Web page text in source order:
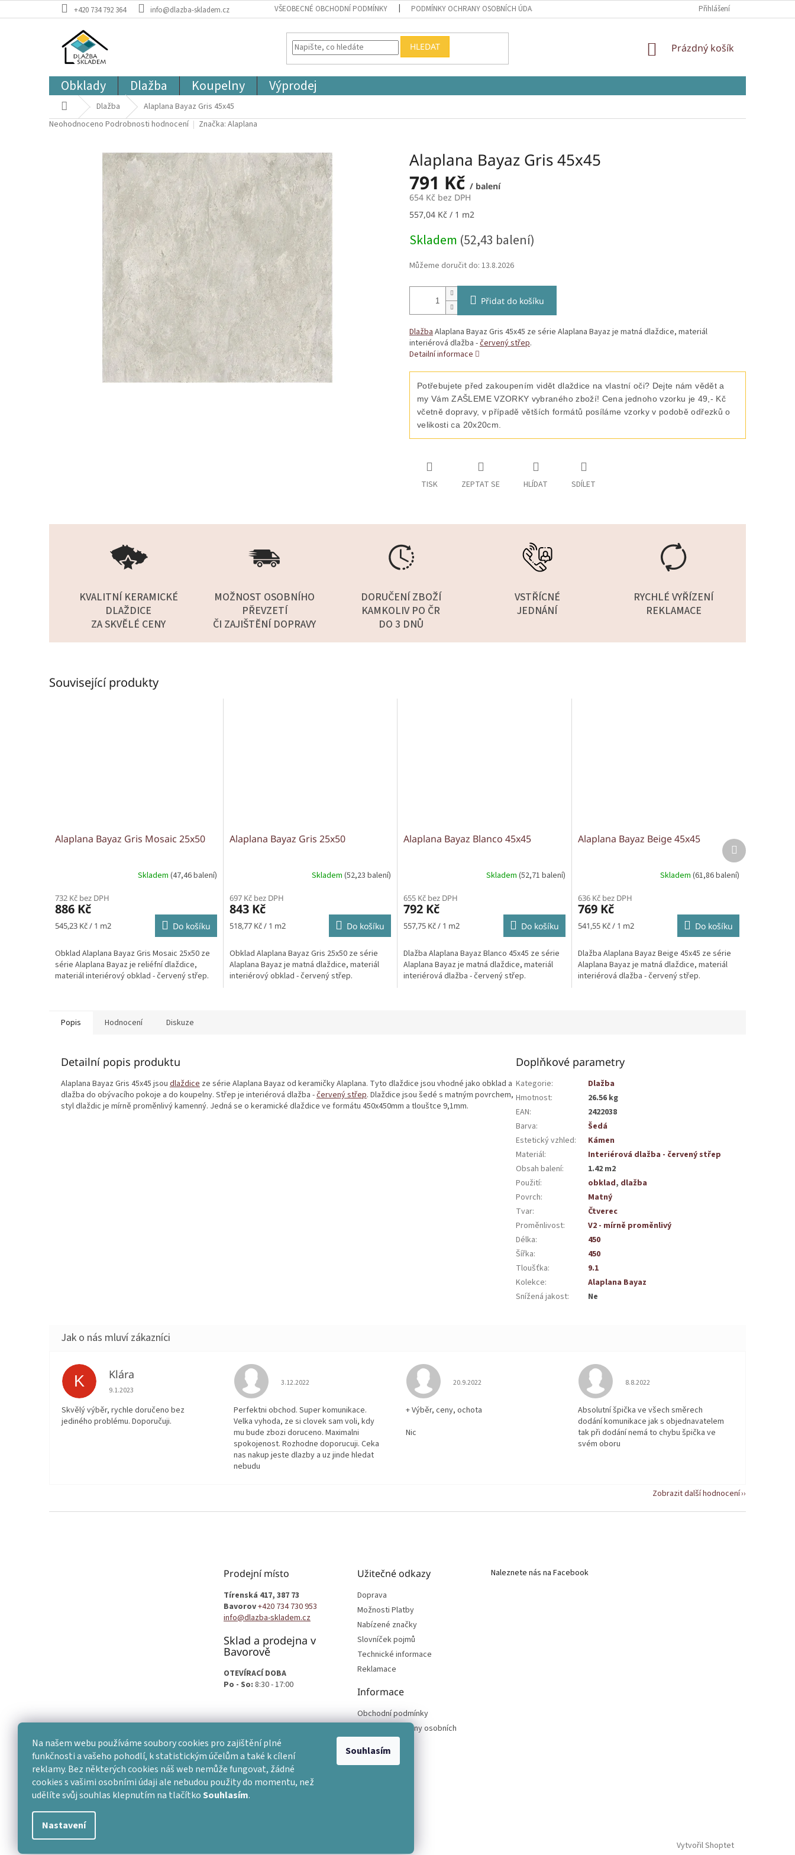
Na našem webu používáme soubory cookies pro zajištění plné
funkčnosti a vašeho pohodlí, k statistickým účelům a také k cílení
reklamy. Bez některých cookies náš web nemůže fungovat, žádné
cookies s vašimi osobními údaji ale nebudou použity do momentu, než
udělíte svůj souhlas klepnutím na tlačítkoSouhlasím.
Nastavení
Souhlasím
na
+420 734 792 364 info@dlazba-skladem.cz VŠEOBECNÉ OBCHODNÍ PODMÍNKY PODMÍNKY OCHRANY OSOBNÍCH ÚDAJŮ Přihlášení
HLEDAT
NÁKUPNÍ
Prázdný košík
Obklady Dlažba Koupelny Výprodej
Domů Dlažba
Alaplana Bayaz Gris 45x45
Průměrné
Neohodnoceno Podrobnosti hodnocení Značka: Alaplana
Alaplana Bayaz Gris 45x45
791 Kč / balení
654 Kč bez DPH
Měrná
557,04 Kč / 1 m2
Skladem (52,43 balení)
Můžeme doručit do: 13.8.2026
Přidat do košíku
DlažbaAlaplana Bayaz Gris 45x45 ze série Alaplana Bayaz je matná dlaždice, materiál
interiérová dlažba -červený střep.
Detailní informace
Potřebujete před zakoupením vidět dlaždice na vlastní oči? Dejte nám vědět a
my Vám ZAŠLEME VZORKY vybraného zboží! Cena jednoho vzorku je 49,- Kč
včetně dopravy, v případě větších formátů posíláme vzorky v podobě odřezků o
velikosti ca 20x20cm.
TISK ZEPTAT SE HLÍDAT SDÍLET
KVALITNÍ KERAMICKÉ
DLAŽDICE
ZA SKVĚLÉ CENY
MOŽNOST OSOBNÍHO
PŘEVZETÍ
ČI ZAJIŠTĚNÍ DOPRAVY
DORUČENÍ ZBOŽÍ
KAMKOLIV PO ČR
DO 3 DNŮ
VSTŘÍCNÉ
JEDNÁNÍ
RYCHLÉ VYŘÍZENÍ
REKLAMACE
Související produkty
Alaplana Bayaz Gris Mosaic 25x50
Skladem (47,46 balení)
732 Kč bez DPH
886 Kč
Měrná
545,23 Kč / 1 m2 Do košíku
Obklad Alaplana Bayaz Gris Mosaic 25x50 ze
série Alaplana Bayaz je reliéfní dlaždice,
materiál interiérový obklad - červený střep.
Alaplana Bayaz Gris 25x50
Skladem (52,23 balení)
697 Kč bez DPH
843 Kč
Měrná
518,77 Kč / 1 m2 Do košíku
Obklad Alaplana Bayaz Gris 25x50 ze série
Alaplana Bayaz je matná dlaždice, materiál
interiérový obklad - červený střep.
Alaplana Bayaz Blanco 45x45
Skladem (52,71 balení)
655 Kč bez DPH
792 Kč
Měrná
557,75 Kč / 1 m2 Do košíku
Dlažba Alaplana Bayaz Blanco 45x45 ze série
Alaplana Bayaz je matná dlaždice, materiál
interiérová dlažba - červený střep.
Alaplana Bayaz Beige 45x45
Skladem (61,86 balení)
636 Kč bez DPH
769 Kč
Měrná
541,55 Kč / 1 m2 Do košíku
Dlažba Alaplana Bayaz Beige 45x45 ze série
Alaplana Bayaz je matná dlaždice, materiál
interiérová dlažba - červený střep.
Další
produkt
Popis Hodnocení Diskuze
Detailní popis produktu
Alaplana Bayaz Gris 45x45 jsou dlaždice ze série Alaplana Bayaz od keramičky Alaplana. Tyto dlaždice jsou vhodné jako obklad a
dlažba do obývacího pokoje a do koupelny. Střep je interiérová dlažba -červený střep. Dlaždice jsou šedé s matným povrchem,
styl dlaždic je mírně proměnlivý kamenný. Jedná se o keramické dlaždice ve formátu 450x450mm a tlouštce 9,1mm.
Doplňkové parametry
Kategorie:
Dlažba
Hmotnost:
26.56 kg
EAN:
2422038
Barva:
Šedá
Estetický vzhled:
Kámen
Materiál:
Interiérová dlažba - červený střep
Obsah balení:
1.42 m2
Použití: obklad, dlažba
Povrch:
Matný
Tvar:
Čtverec
Proměnlivost:
V2 - mírně proměnlivý
Délka:
450
Šířka:
450
Tloušťka:
9.1
Kolekce:
Alaplana Bayaz
Snížená jakost: Ne
K Klára
Hodnocení obchodu je 5 z 5 hvězdiček.
9.1.2023
Skvělý výběr, rychle doručeno bez
jediného problému. Doporučuji.
Hodnocení obchodu je 5 z 5 hvězdiček.
3.12.2022
Perfektni obchod. Super komunikace.
Velka vyhoda, ze si clovek sam voli, kdy
mu bude zbozi doruceno. Maximalni
spokojenost. Rozhodne doporucuji. Ceka
nas nakup jeste dlazby a uz jinde hledat
nebudu
Hodnocení obchodu je 5 z 5 hvězdiček.
20.9.2022
+ Výběr, ceny, ochota
Nic
Hodnocení obchodu je 5 z 5 hvězdiček.
8.8.2022
Absolutní špička ve všech směrech
dodání komunikace jak s objednavatelem
tak při dodání nemá to chybu špička ve
svém oboru
Zobrazit další hodnocení
Prodejní místo
Tírenská 417, 387 73
Bavorov+420 734 730 953
info@dlazba-skladem.cz
Sklad a prodejna v
Bavorově
OTEVÍRACÍ DOBA
Po - So: 8:30 - 17:00
Užitečné odkazy
Doprava
Možnosti Platby
Nabízené značky
Slovníček pojmů
Technické informace
Reklamace
Informace
Obchodní podmínky
Podmínky ochrany osobních
podmínek
Naleznete nás na Facebook
Vytvořil Shoptet